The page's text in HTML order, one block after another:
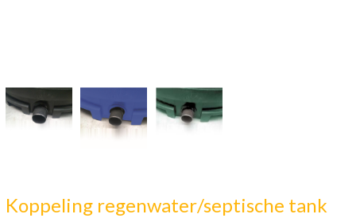
Koppeling regenwater/septische tank